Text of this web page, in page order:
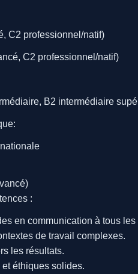
C2 professionnel/natif)
C2 professionnel/natif)
B2 intermédiaire
:
en communication à tous
de travail complexes.
les résultats.
éthiques solides.